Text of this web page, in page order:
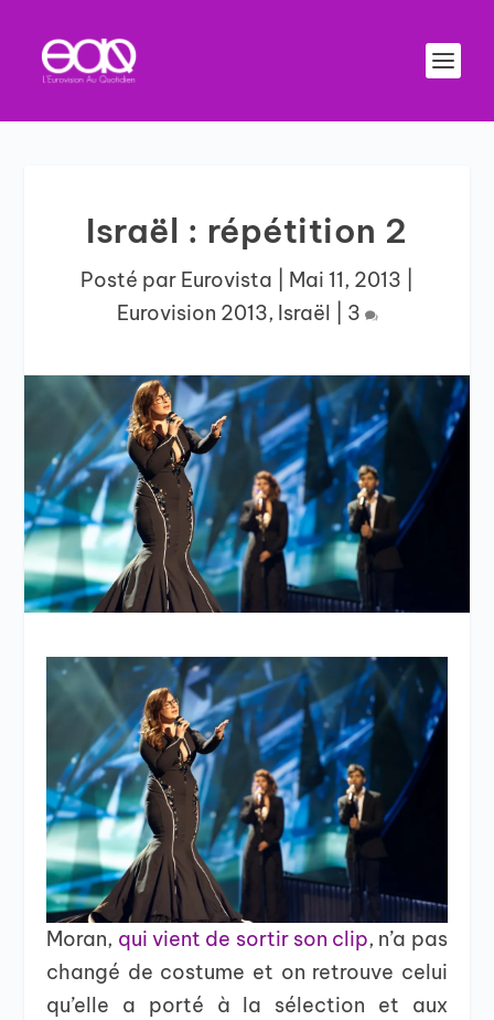
Israël : répétition 2
Posté par Eurovista Mai 11, 2013
Eurovision 2013, Israël 3
Moran, qui vient de sortir son clip, n’a pas
changé de costume et on retrouve celui
qu’elle a porté à la sélection et aux